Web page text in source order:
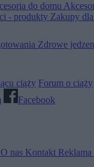
do domu
- produkty Zakupy
Zdrowe
ciąży Forum o ciąży
Facebook
O nas Kontakt Reklama